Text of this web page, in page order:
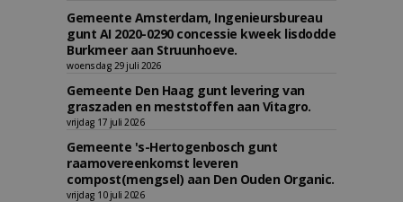
Gemeente Amsterdam, Ingenieursbureau
gunt AI 2020-0290 concessie kweek lisdodde
Burkmeer aan Struunhoeve.
woensdag 29 juli 2026
Gemeente Den Haag gunt levering van
graszaden en meststoffen aan Vitagro.
vrijdag 17 juli 2026
Gemeente 's-Hertogenbosch gunt
raamovereenkomst leveren
compost(mengsel) aan Den Ouden Organic.
vrijdag 10 juli 2026